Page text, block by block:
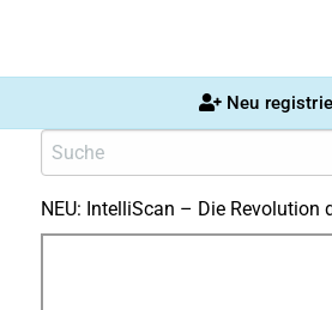
Neu
NEU: IntelliScan – Die Revolution